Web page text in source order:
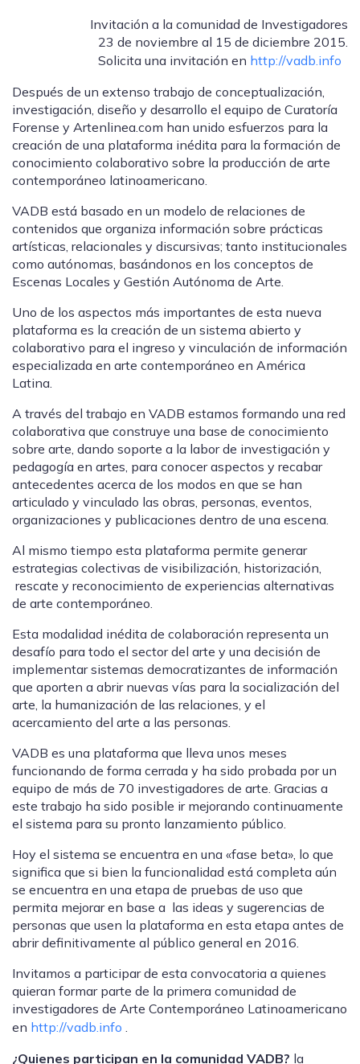
Invitación a la comunidad de Investigadores
23 de noviembre al 15 de diciembre 2015.
Solicita una invitación en http://vadb.info
Después de un extenso trabajo de conceptualización,
investigación, diseño y desarrollo el equipo de Curatoría
Forense y Artenlinea.com han unido esfuerzos para la
creación de una plataforma inédita para la formación de
conocimiento colaborativo sobre la producción de arte
contemporáneo latinoamericano.
VADB está basado en un modelo de relaciones de
contenidos que organiza información sobre prácticas
artísticas, relacionales y discursivas; tanto institucionales
como autónomas, basándonos en los conceptos de
Escenas Locales y Gestión Autónoma de Arte.
Uno de los aspectos más importantes de esta nueva
plataforma es la creación de un sistema abierto y
colaborativo para el ingreso y vinculación de información
especializada en arte contemporáneo en América
Latina.
A través del trabajo en VADB estamos formando una red
colaborativa que construye una base de conocimiento
sobre arte, dando soporte a la labor de investigación y
pedagogía en artes, para conocer aspectos y recabar
antecedentes acerca de los modos en que se han
articulado y vinculado las obras, personas, eventos,
organizaciones y publicaciones dentro de una escena.
Al mismo tiempo esta plataforma permite generar
estrategias colectivas de visibilización, historización,
rescate y reconocimiento de experiencias alternativas
de arte contemporáneo.
Esta modalidad inédita de colaboración representa un
desafío para todo el sector del arte y una decisión de
implementarsistemas democratizantes de información
que aporten a abrir nuevas vías para la socialización del
arte, la humanización de las relaciones, y el
acercamiento del arte a las personas.
VADB es una plataforma que lleva unos meses
funcionando de forma cerrada y ha sido probada por un
equipo de más de 70 investigadores de arte. Gracias a
este trabajo ha sido posible ir mejorando continuamente
el sistema para su pronto lanzamiento público.
Hoy el sistema se encuentra en una «fase beta», lo que
significa que si bien la funcionalidad está completa aún
se encuentra en una etapa de pruebas de uso que
permita mejorar en base a las ideas y sugerencias de
personas que usen la plataforma en esta etapa antes de
abrir definitivamente al público general en 2016.
Invitamos a participar de esta convocatoria a quienes
quieran formar parte de la primera comunidad de
investigadores de Arte Contemporáneo Latinoamericano
en http://vadb.info .
¿Quienes participan en la comunidad VADB? la